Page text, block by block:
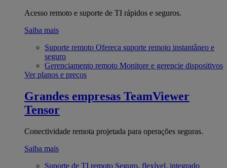
Acesso remoto e suporte de TI rápidos e seguros.
Saiba mais
Suporte remoto Ofereça suporte remoto instantâneo e
seguro
Gerenciamento remoto Monitore e gerencie dispositivos
Ver planos e preços
Grandes empresas TeamViewer
Tensor
Conectividade remota projetada para operações seguras.
Saiba mais
Suporte de TI remoto Seguro, flexível, integrado